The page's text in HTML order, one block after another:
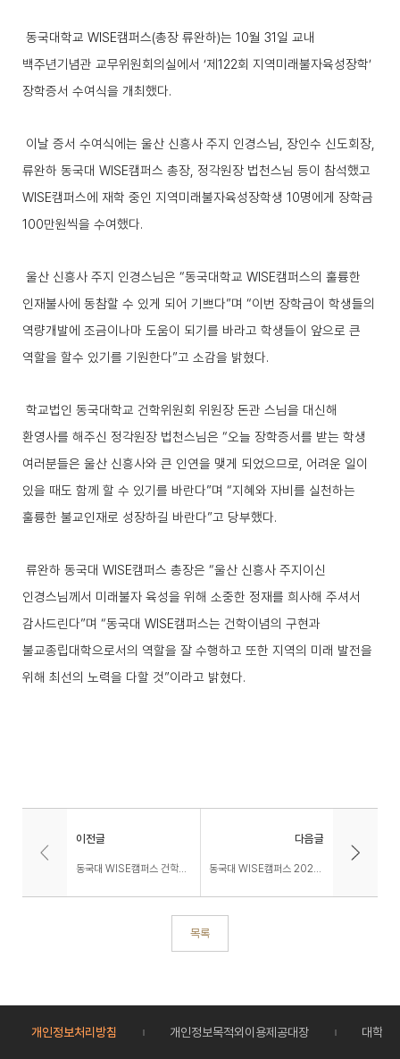
동국대학교 WISE캠퍼스(총장 류완하)는 10월 31일 교내
백주년기념관 교무위원회의실에서 ‘제122회 지역미래불자육성장학’
장학증서 수여식을 개최했다.
이날 증서 수여식에는 울산 신흥사 주지 인경스님, 장인수 신도회장,
류완하 동국대 WISE캠퍼스 총장, 정각원장 법천스님 등이 참석했고
WISE캠퍼스에 재학 중인 지역미래불자육성장학생 10명에게 장학금
100만원씩을 수여했다.
울산 신흥사 주지 인경스님은 “동국대학교 WISE캠퍼스의 훌륭한
인재불사에 동참할 수 있게 되어 기쁘다”며 “이번 장학금이 학생들의
역량개발에 조금이나마 도움이 되기를 바라고 학생들이 앞으로 큰
역할을 할수 있기를 기원한다”고 소감을 밝혔다.
학교법인 동국대학교 건학위원회 위원장 돈관 스님을 대신해
환영사를 해주신 정각원장 법천스님은 “오늘 장학증서를 받는 학생
여러분들은 울산 신흥사와 큰 인연을 맺게 되었으므로, 어려운 일이
있을 때도 함께 할 수 있기를 바란다”며 “지혜와 자비를 실천하는
훌륭한 불교인재로 성장하길 바란다”고 당부했다.
류완하 동국대 WISE캠퍼스 총장은 “울산 신흥사 주지이신
인경스님께서 미래불자 육성을 위해 소중한 정재를 희사해 주셔서
감사드린다”며 “동국대 WISE캠퍼스는 건학이념의 구현과
불교종립대학으로서의 역할을 잘 수행하고 또한 지역의 미래 발전을
위해 최선의 노력을 다할 것”이라고 밝혔다.
이전글
동국대 WISE캠퍼스 건학이념 기반 ‘자연명상’ 프로그램 개최
다음글
동국대 WISE캠퍼스 2026학년도 수시모집 디자인미술학과 실기고사 실시 - 2025 APEC 교통통제 속에서 차분하게 실기고사 치러 -
목록
개인정보처리방침 개인정보목적외이용제공대장 대학정